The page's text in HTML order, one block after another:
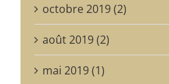
octobre 2019 (2)
août 2019 (2)
mai 2019 (1)